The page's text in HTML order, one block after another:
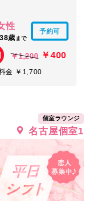
性
歳 まで
予約可
￥1,200 ￥400
金 ￥1,700
個室ラウンジ
名古屋個室1